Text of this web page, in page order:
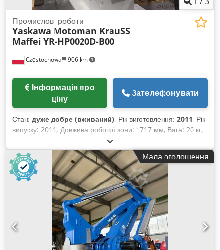
Częstochowa 906 km
Промислові роботи
Yaskawa Motoman KrauSS
Maffei YR-HP0020D-B00
ціну
Зателефонувати
Стан: дуже добре (вживаний), Рік виготовлення: 2011, Рік
випуску: 2011, Довжина робочої зони: 1717 мм, Вага: 20 кг,
Djdpetxymmsfx Abnokr Система керування: DX100
Мала оголошення